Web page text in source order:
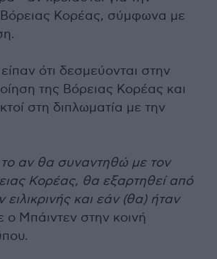
Κορέας, σύμφωνα με
ότι δεσμεύονται στην
της Βόρειας Κορέας και
στη διπλωματία με την
αν θα συναντηθώ με τον
Κορέας, θα εξαρτηθεί από
ειλικρινής και εάν (θα) ήταν
ο Μπάιντεν στην κοινή